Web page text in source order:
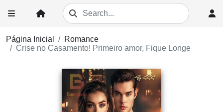
Página Inicial
Romance
Crise no Casamento! Primeiro amor, Fique Longe